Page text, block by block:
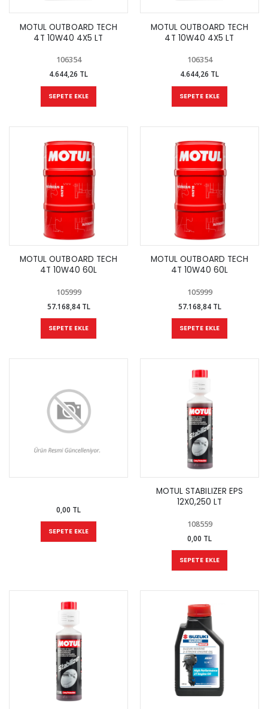
MOTUL OUTBOARD TECH
4T 10W40 4X5 LT
106354
4.644,26 TL
SEPETE EKLE
MOTUL OUTBOARD TECH
4T 10W40 4X5 LT
106354
4.644,26 TL
SEPETE EKLE
MOTUL OUTBOARD TECH
4T 10W40 60L
105999
57.168,84 TL
SEPETE EKLE
MOTUL OUTBOARD TECH
4T 10W40 60L
105999
57.168,84 TL
SEPETE EKLE
0,00 TL
SEPETE EKLE
MOTUL STABILIZER EPS
12X0,250 LT
108559
0,00 TL
SEPETE EKLE